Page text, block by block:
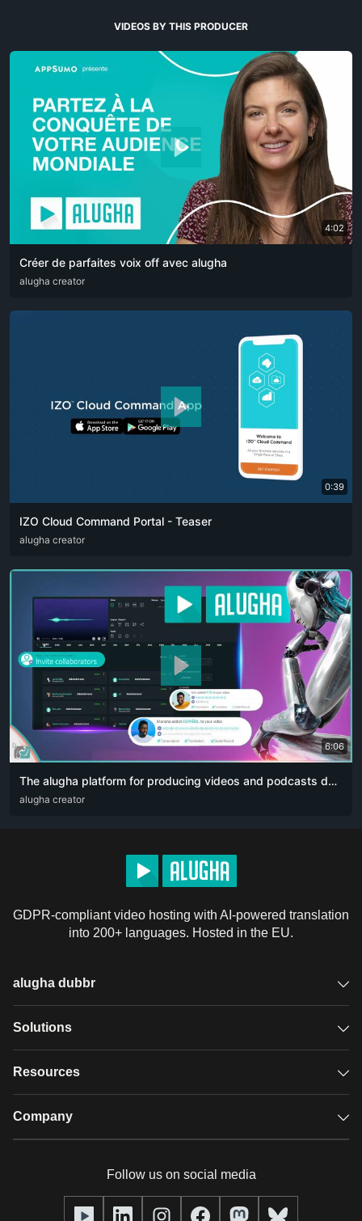
VIDEOS BY THIS PRODUCER
4:02
Créer de parfaites voix off avec alugha
ARA CAT DEU
alugha creator
0:39
IZO Cloud Command Portal - Teaser
ARA ENG FRA
alugha creator
6:06
The alugha platform for producing videos and podcasts designed for content creators. The artificial intelligence revolution 👏🏻
ARA DEU ENG
alugha creator
GDPR-compliant video hosting with AI-powered translation
into 200+ languages. Hosted in the EU.
alugha dubbr
Overview
Glossary
Solutions
GDPR video hosting
Resources
Case studies
Company
Our team
Follow us on social media